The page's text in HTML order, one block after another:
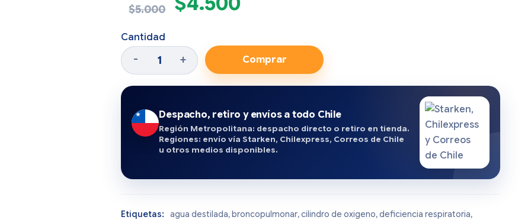
$5.000
Cantidad
Comprar
Despacho, retiro y envíos a todo Chile
Región Metropolitana: despacho directo o retiro en tienda.
Regiones: envío vía Starken, Chilexpress, Correos de Chile
u otros medios disponibles.
Etiquetas: agua destilada,broncopulmonar,cilindro de oxigeno,deficiencia respiratoria,